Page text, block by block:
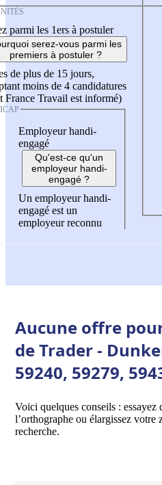
parmi les 1ers à postuler
serez-vous parmi les
premiers à postuler ?
de plus de 15 jours,
moins de 4 candidatures
France Travail est informé)
Employeur handi-
engagé
Qu'est-ce qu'un
employeur handi-
engagé ?
Un employeur handi-
engagé est un
employeur reconnu
Aucune offre
de Trader -
59240, 59279,
Voici quelques conseils : essayez
l’orthographe ou élargissez votre
recherche.